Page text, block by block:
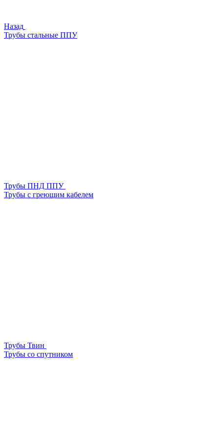
Назад
Трубы стальные ППУ
Трубы ПНД ППУ
Трубы с греющим кабелем
Трубы Твин
Трубы со спутником